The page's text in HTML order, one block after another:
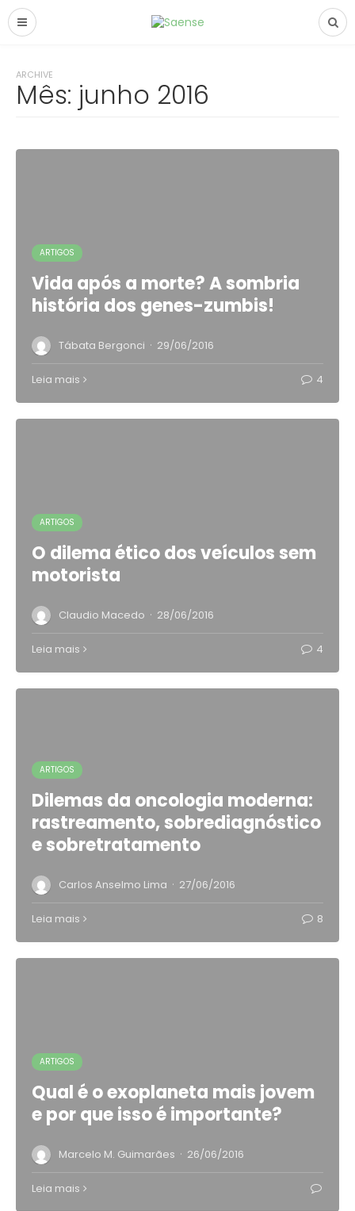
ARCHIVE
Mês: junho 2016
ARTIGOS
Vida após a morte? A sombria
história dos genes-zumbis!
Tábata Bergonci · 29/06/2016
Leia mais 4
ARTIGOS
O dilema ético dos veículos sem
motorista
Claudio Macedo · 28/06/2016
Leia mais 4
ARTIGOS
Dilemas da oncologia moderna:
rastreamento, sobrediagnóstico
e sobretratamento
Carlos Anselmo Lima · 27/06/2016
Leia mais 8
ARTIGOS
Qual é o exoplaneta mais jovem
e por que isso é importante?
Marcelo M. Guimarães · 26/06/2016
Leia mais